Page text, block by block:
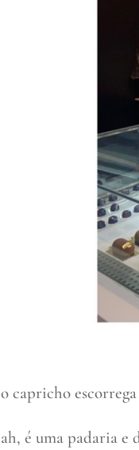
o capricho
ah, é uma padaria e